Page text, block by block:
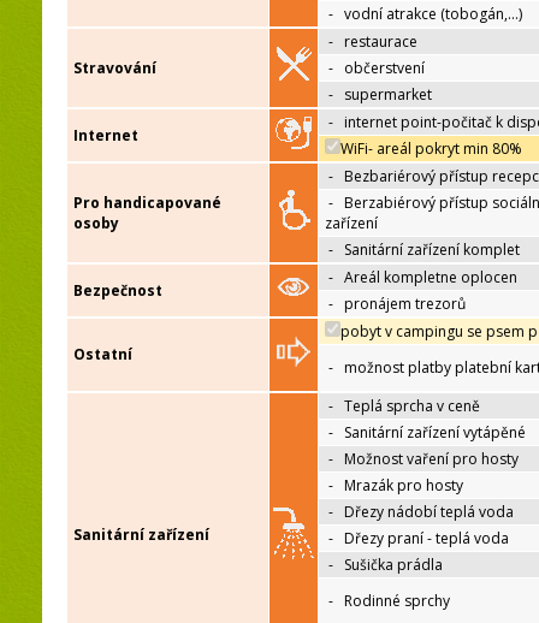
- vodní atrakce (tobogán,…)
Stravování
- restaurace
- občerstvení
- supermarket
Internet
- internet point-počitač k
WiFi- areál pokryt min 80%
Pro handicapované
osoby
- Bezbariérový přístup
- Berzabiérový přístup
zařízení
- Sanitární zařízení komplet
Bezpečnost
- Areál kompletne oplocen
- pronájem trezorů
Ostatní
pobyt v campingu se psem
- možnost platby platební
Sanitární zařízení
- Teplá sprcha v ceně
- Sanitární zařízení vytápěné
- Možnost vaření pro hosty
- Mrazák pro hosty
- Dřezy nádobí teplá voda
- Dřezy praní - teplá voda
- Sušička prádla
- Rodinné sprchy